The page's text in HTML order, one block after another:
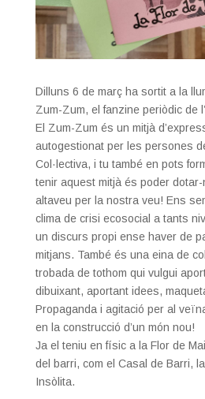
Dilluns 6 de març ha sortit a la
Zum-Zum, el fanzine periòdic de
El Zum-Zum és un mitjà
autogestionat per les persones
Col·lectiva, i tu també en pots
tenir aquest mitjà és poder dotar-
altaveu per la nostra veu! Ens
clima de crisi ecosocial a tants
un discurs propi ense haver de
mitjans. També és una eina de
trobada de tothom qui vulgui
dibuixant, aportant idees,
Propaganda i agitació per al
en la construcció d’un món nou!
Ja el teniu en físic a la Flor de
del barri, com el Casal de Barri,
Insòlita.